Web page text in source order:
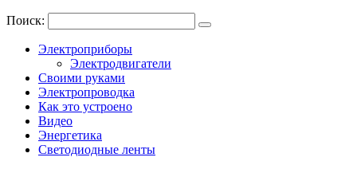
Поиск:
Электроприборы
Электродвигатели
Своими руками
Электропроводка
Как это устроено
Видео
Энергетика
Светодиодные ленты